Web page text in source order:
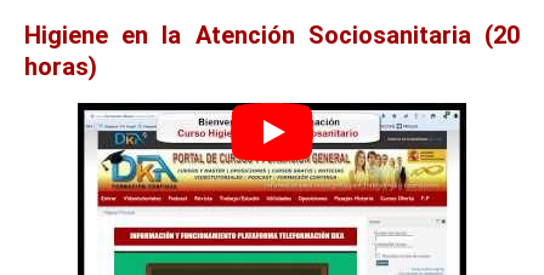
Higiene en la Atención Sociosanitaria (20
horas)